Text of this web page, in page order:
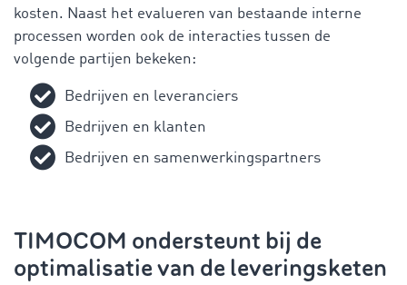
kosten. Naast het evalueren van bestaande interne
processen worden ook de interacties tussen de
volgende partijen bekeken:
Bedrijven en leveranciers
Bedrijven en klanten
Bedrijven en samenwerkingspartners
TIMOCOM ondersteunt bij de
optimalisatie van de leveringsketen